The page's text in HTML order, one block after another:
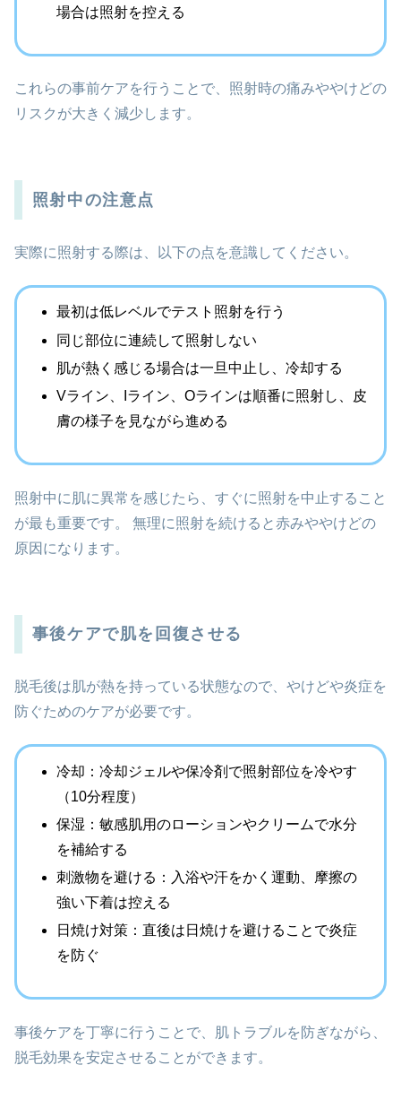
場合は照射を控える
これらの事前ケアを行うことで、照射時の痛みややけどの
リスクが大きく減少します。
照射中の注意点
実際に照射する際は、以下の点を意識してください。
最初は低レベルでテスト照射を行う
同じ部位に連続して照射しない
肌が熱く感じる場合は一旦中止し、冷却する
Vライン、Iライン、Oラインは順番に照射し、皮
膚の様子を見ながら進める
照射中に肌に異常を感じたら、すぐに照射を中止すること
が最も重要です。 無理に照射を続けると赤みややけどの
原因になります。
事後ケアで肌を回復させる
脱毛後は肌が熱を持っている状態なので、やけどや炎症を
防ぐためのケアが必要です。
冷却：冷却ジェルや保冷剤で照射部位を冷やす
（10分程度）
保湿：敏感肌用のローションやクリームで水分
を補給する
刺激物を避ける：入浴や汗をかく運動、摩擦の
強い下着は控える
日焼け対策：直後は日焼けを避けることで炎症
を防ぐ
事後ケアを丁寧に行うことで、肌トラブルを防ぎながら、
脱毛効果を安定させることができます。